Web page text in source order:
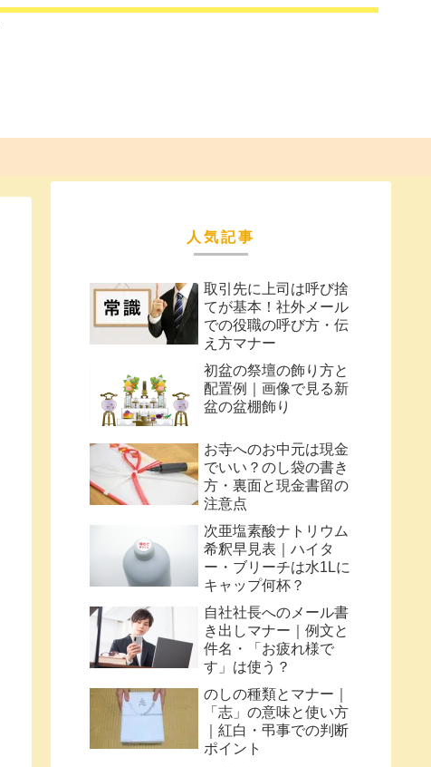
人気記事
取引先に上司は呼び捨
てが基本！社外メール
での役職の呼び方・伝
え方マナー
初盆の祭壇の飾り方と
配置例｜画像で見る新
盆の盆棚飾り
お寺へのお中元は現金
でいい？のし袋の書き
方・裏面と現金書留の
注意点
次亜塩素酸ナトリウム
希釈早見表｜ハイタ
ー・ブリーチは水1Lに
キャップ何杯？
自社社長へのメール書
き出しマナー｜例文と
件名・「お疲れ様で
す」は使う？
のしの種類とマナー｜
「志」の意味と使い方
｜紅白・弔事での判断
ポイント